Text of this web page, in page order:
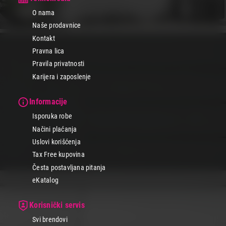
O nama
Naše prodavnice
Kontakt
Pravna lica
Pravila privatnosti
Karijera i zaposlenje
Informacije
Isporuka robe
Načini plaćanja
Uslovi korišćenja
Tax Free kupovina
Česta postavljana pitanja
eKatalog
Korisnički servis
Svi brendovi